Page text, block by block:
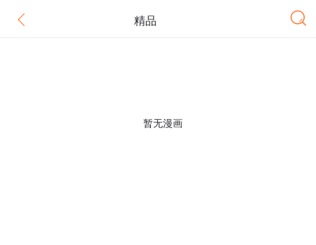
精品
暂无漫画